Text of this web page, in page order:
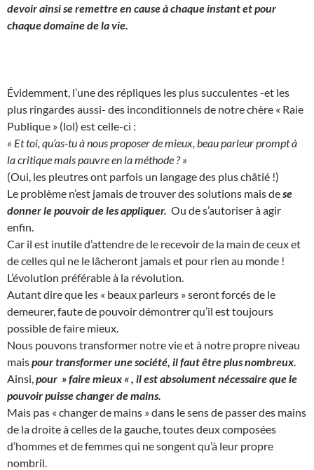
devoir ainsi se remettre en cause à chaque instant et pour
chaque domaine de la vie.
Évidemment, l’une des répliques les plus succulentes -et les
plus ringardes aussi- des inconditionnels de notre chère « Raie
Publique » (lol) est celle-ci :
« Et toi, qu’as-tu à nous proposer de mieux, beau parleur prompt à
la critique mais pauvre en la méthode ? »
(Oui, les pleutres ont parfois un langage des plus châtié !)
Le problème n’est jamais de trouver des solutions mais dese
donner le pouvoir de les appliquer. Ou de s’autoriser à agir
enfin.
Car il est inutile d’attendre de le recevoir de la main de ceux et
de celles qui ne le lâcheront jamais et pour rien au monde !
L’évolution préférable à la révolution.
Autant dire que les « beaux parleurs » seront forcés de le
demeurer, faute de pouvoir démontrer qu’il est toujours
possible de faire mieux.
Nous pouvons transformer notre vie et à notre propre niveau
maispour transformer une société, il faut être plus nombreux.
Ainsi, pour » faire mieux « , il est absolument nécessaire que le
pouvoir puisse changer de mains.
Mais pas « changer de mains » dans le sens de passer des mains
de la droite à celles de la gauche, toutes deux composées
d’hommes et de femmes qui ne songent qu’à leur propre
nombril.